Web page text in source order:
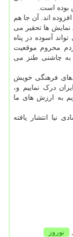
بوده است.
اند. آن جا هم
نمایش ها تحقیر می
آسوده در پناه
محروم موقعیت
به چاشنی طنز می
فرهنگی خویش
درک نماییم و،
به ارزش های ما
نیا انتشار یافته
, نوروز